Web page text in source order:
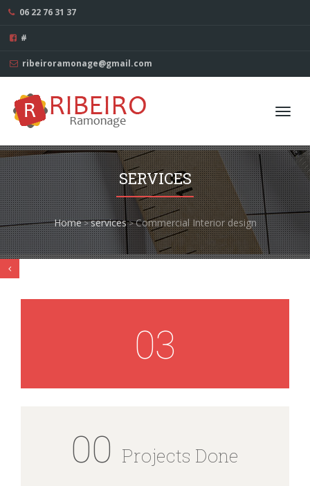
06 22 76 31 37
#
ribeiroramonage@gmail.com
SERVICES
Home>services>Commercial Interior design
03
00 Projects Done